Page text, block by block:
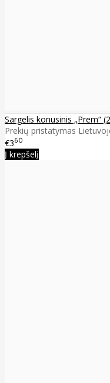
Sargelis konusinis „Prem“
Prekių pristatymas
€360
Į krepšelį